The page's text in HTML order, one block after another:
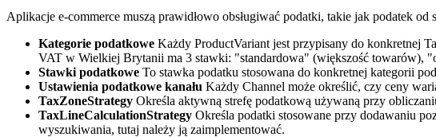
Aplikacje e-commerce muszą prawidłowo obsługiwać podatki, takie jak podatek
Kategorie podatkowe Każdy ProductVariant jest przypisany do konkretnej
VAT w Wielkiej Brytanii ma 3 stawki: "standardowa" (większość towarów),
Stawki podatkowe To stawka podatku stosowana do konkretnej kategorii
Ustawienia podatkowe kanału Każdy Channel może określić, czy ceny
TaxZoneStrategy Określa aktywną strefę podatkową używaną przy
TaxLineCalculationStrategy Określa podatki stosowane przy dodawaniu
wyszukiwania, tutaj należy ją zaimplementować.